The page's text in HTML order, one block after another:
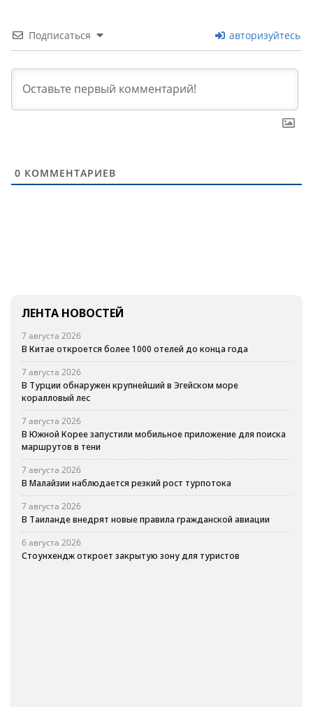
Подписаться авторизуйтесь
0 КОММЕНТАРИЕВ
ЛЕНТА НОВОСТЕЙ
7 августа 2026
В Китае откроется более 1000 отелей до конца года
7 августа 2026
В Турции обнаружен крупнейший в Эгейском море
коралловый лес
7 августа 2026
В Южной Корее запустили мобильное приложение для поиска
маршрутов в тени
7 августа 2026
В Малайзии наблюдается резкий рост турпотока
7 августа 2026
В Таиланде внедрят новые правила гражданской авиации
6 августа 2026
Стоунхендж откроет закрытую зону для туристов